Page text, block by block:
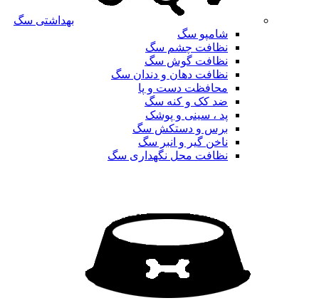
بهداشتی سگ
شامپو سگ
نظافت چشم سگ
نظافت گوش سگ
نظافت دهان و دندان سگ
محافظت دست و پا
ضد کک و کنه سگ
پد ، سینی و پوشک
برس و دستکش سگ
ناخن گیر و انبر سگ
نظافت محل نگهداری سگ